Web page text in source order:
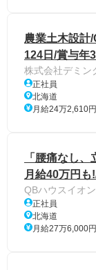
農業土木設計
124日/賞与年
株式会社デミン
正社員
北海道
月給24万2,610円
「腰痛なし
月給40万円
QBハウスイオ
正社員
北海道
月給27万6,000